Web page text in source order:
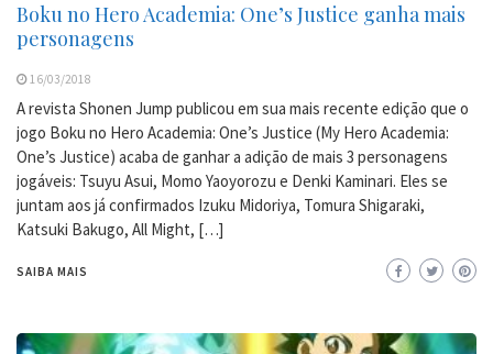
Boku no Hero Academia: One’s Justice ganha mais
personagens
16/03/2018
A revista Shonen Jump publicou em sua mais recente edição que o
jogo Boku no Hero Academia: One’s Justice (My Hero Academia:
One’s Justice) acaba de ganhar a adição de mais 3 personagens
jogáveis: Tsuyu Asui, Momo Yaoyorozu e Denki Kaminari. Eles se
juntam aos já confirmados Izuku Midoriya, Tomura Shigaraki,
Katsuki Bakugo, All Might, […]
SAIBA MAIS